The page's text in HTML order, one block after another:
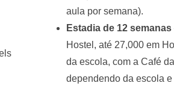
aula por semana).
Estadia de 12 semanas
Hostel, até 27,000 em
da escola, com a Café
dependendo da escola